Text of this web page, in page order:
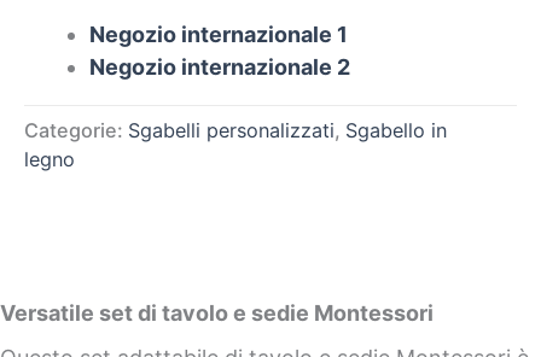
Negozio internazionale 1
Negozio internazionale 2
Categorie: Sgabelli personalizzati, Sgabello in
legno
Versatile set di tavolo e sedie Montessori